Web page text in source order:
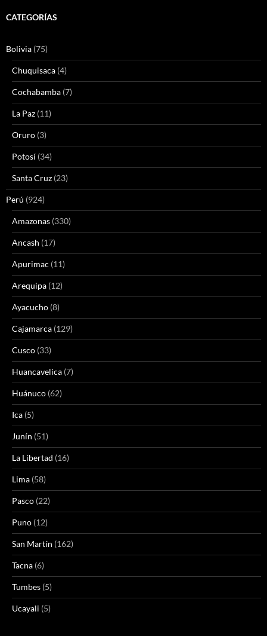
CATEGORÍAS
Bolivia (75)
Chuquisaca (4)
Cochabamba (7)
La Paz (11)
Oruro (3)
Potosí (34)
Santa Cruz (23)
Perú (924)
Amazonas (330)
Ancash (17)
Apurimac (11)
Arequipa (12)
Ayacucho (8)
Cajamarca (129)
Cusco (33)
Huancavelica (7)
Huánuco (62)
Ica (5)
Junín (51)
La Libertad (16)
Lima (58)
Pasco (22)
Puno (12)
San Martín (162)
Tacna (6)
Tumbes (5)
Ucayali (5)